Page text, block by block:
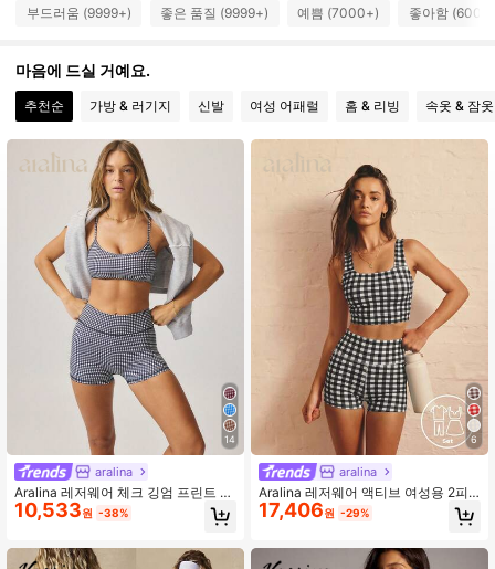
4.87 312K 팔로워
4.87
4.87 312K 팔로워
4.87 312K 팔로워
4.87 312K 팔로워
부드러움 (9999+) 좋은 품질 (9999+) 예쁨 (7000+) 좋아함
마음에 드실 거예요.
추천순 가방 & 러기지 신발 여성 어패럴 홈 & 리빙 속옷 & 잠옷
14
aralina
Aralina 레저웨어 체크 깅엄 프린트 크
롭 캐미 탑 및 하이웨이스트 숏 투피스
액티브 세트 운동 짐 여름 캐주얼 월드
10,533원 -38%
6
aralina
Aralina 레저웨어 액티브 여성용 2피
스 깅엄 체크 프린트 탱크탑 및 숏 팬
츠 짐 운동 투피스 세트
17,406원 -29%